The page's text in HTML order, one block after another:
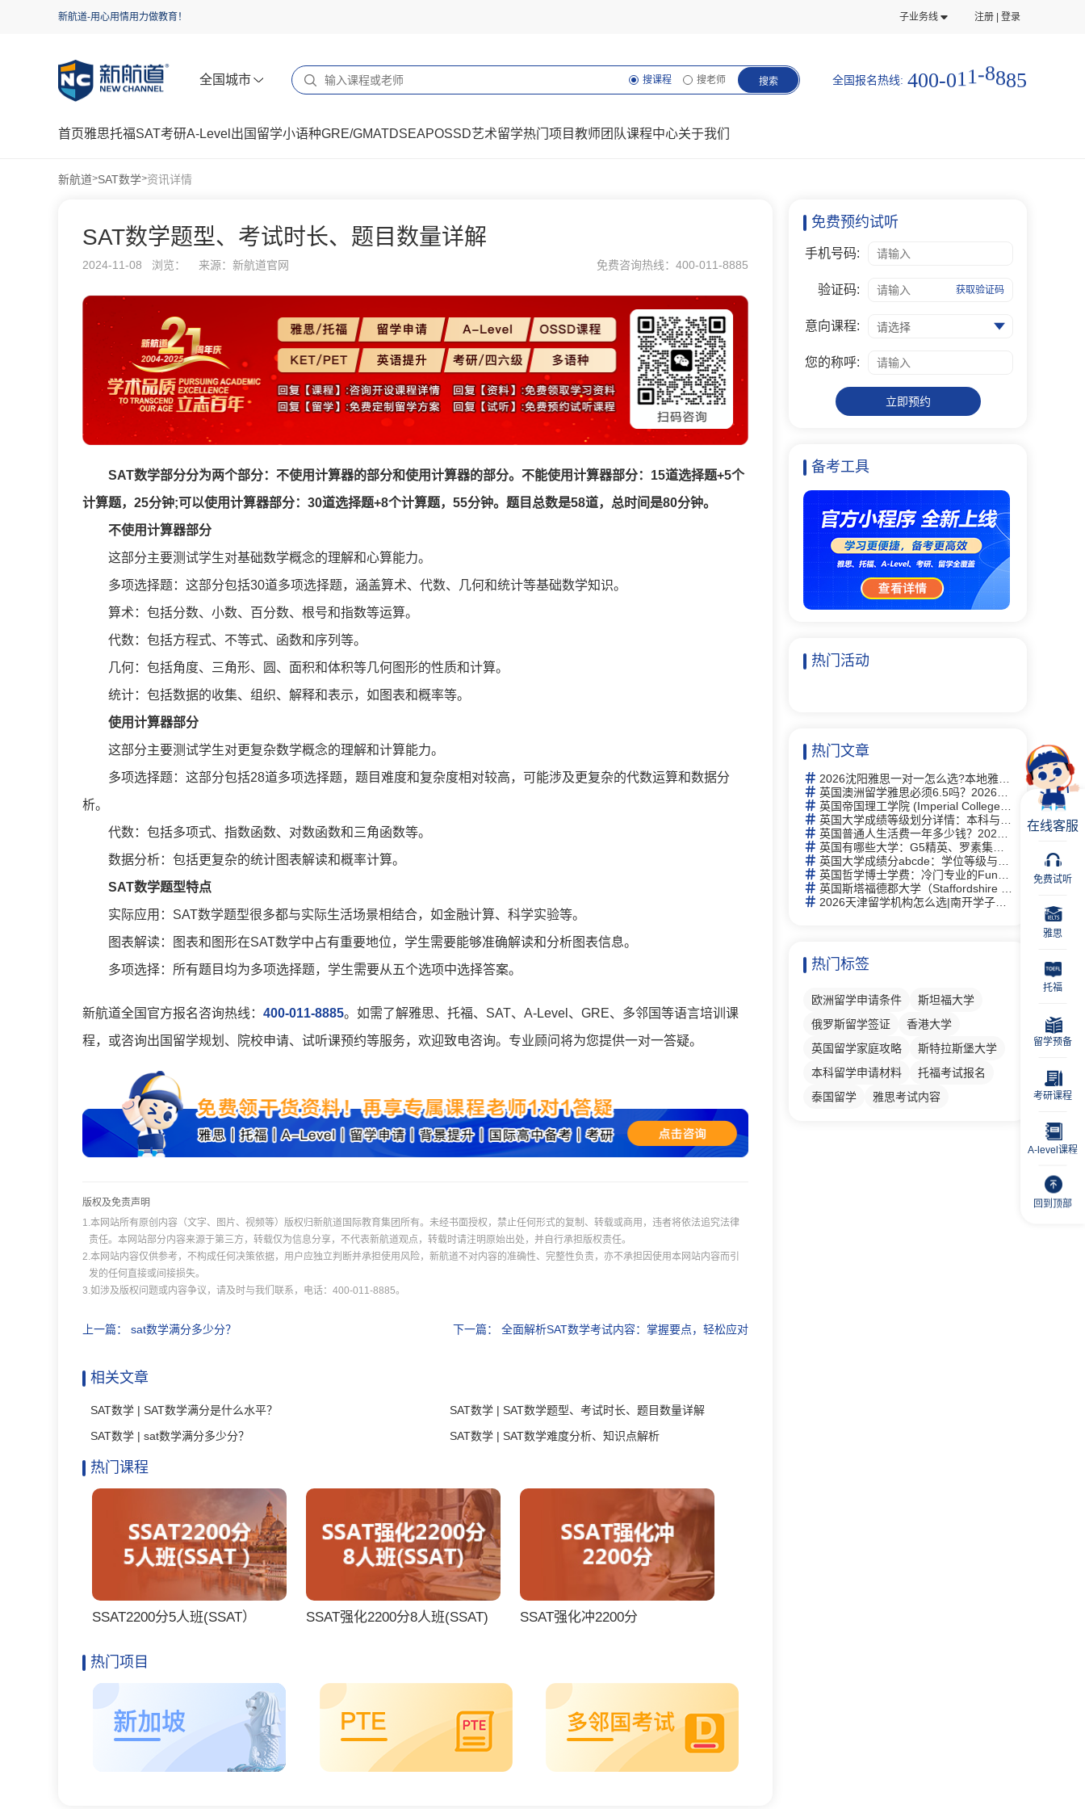
新航道-用心用情用力做教育！ 子业务线 注册 | 登录
全国城市 搜课程 搜老师 搜索 全国报名热线: 400-011-8885
首页雅思托福SAT考研A-Level 出国留学小语种GRE/GMATDSEAPOSSD艺术留学热门项目教师团队课程中心关于我们
新航道>SAT数学>资讯详情
SAT数学题型、考试时长、题目数量详解
2024-11-08 浏览： 来源：新航道官网 免费咨询热线：400-011-8885
SAT数学部分分为两个部分：不使用计算器的部分和使用计算器的部分。不能使用计算器部分：15道选择题+5个
计算题，25分钟;可以使用计算器部分：30道选择题+8个计算题，55分钟。题目总数是58道，总时间是80分钟。
不使用计算器部分
这部分主要测试学生对基础数学概念的理解和心算能力。
多项选择题：这部分包括30道多项选择题，涵盖算术、代数、几何和统计等基础数学知识。
算术：包括分数、小数、百分数、根号和指数等运算。
代数：包括方程式、不等式、函数和序列等。
几何：包括角度、三角形、圆、面积和体积等几何图形的性质和计算。
统计：包括数据的收集、组织、解释和表示，如图表和概率等。
使用计算器部分
这部分主要测试学生对更复杂数学概念的理解和计算能力。
多项选择题：这部分包括28道多项选择题，题目难度和复杂度相对较高，可能涉及更复杂的代数运算和数据分
析。
代数：包括多项式、指数函数、对数函数和三角函数等。
数据分析：包括更复杂的统计图表解读和概率计算。
SAT数学题型特点
实际应用：SAT数学题型很多都与实际生活场景相结合，如金融计算、科学实验等。
图表解读：图表和图形在SAT数学中占有重要地位，学生需要能够准确解读和分析图表信息。
多项选择：所有题目均为多项选择题，学生需要从五个选项中选择答案。
新航道全国官方报名咨询热线： 400-011-8885。如需了解雅思、托福、SAT、A-Level、GRE、多邻国等语言培训课
程，或咨询出国留学规划、院校申请、试听课预约等服务，欢迎致电咨询。专业顾问将为您提供一对一答疑。
版权及免责声明
1.本网站所有原创内容（文字、图片、视频等）版权归新航道国际教育集团所有。未经书面授权，禁止任何形式的复制、转载或商用，违者将依法追究法律
责任。本网站部分内容来源于第三方，转载仅为信息分享，不代表新航道观点，转载时请注明原始出处，并自行承担版权责任。
2.本网站内容仅供参考，不构成任何决策依据，用户应独立判断并承担使用风险，新航道不对内容的准确性、完整性负责，亦不承担因使用本网站内容而引
发的任何直接或间接损失。
3.如涉及版权问题或内容争议，请及时与我们联系，电话：400-011-8885。
上一篇： sat数学满分多少分？ 下一篇： 全面解析SAT数学考试内容：掌握要点，轻松应对
相关文章
SAT数学 | SAT数学满分是什么水平？
SAT数学 | SAT数学题型、考试时长、题目数量详解
SAT数学 | sat数学满分多少分？
SAT数学 | SAT数学难度分析、知识点解析
热门课程
SSAT2200分5人班(SSAT） SSAT强化2200分8人班(SSAT) SSAT强化冲2200分
热门项目
免费预约试听
手机号码:
验证码: 获取验证码
意向课程: 请选择
您的称呼:
立即预约
备考工具
热门活动
热门文章
2026沈阳雅思一对一怎么选?本地雅思培训择校思路全梳理
英国澳洲留学雅思必须6.5吗？2026年最新要求详解与替代方案
英国帝国理工学院 (Imperial College London)留学指南：2026全球第2、专业及申请全攻略
英国大学成绩等级划分详情：本科与硕士学位等级详解及中英对照
英国普通人生活费一年多少钱？2026年最新生活成本全解析
英国有哪些大学：G5精英、罗素集团及热门院校详解
英国大学成绩分abcde：学位等级与评分体系完全指南
英国哲学博士学费：冷门专业的Funding机会与申请策略
英国斯塔福德郡大学（Staffordshire University）研究生有什么专业
2026天津留学机构怎么选|南开学子走访 6 家门店，新航道线下完整体验记录
热门标签
欧洲留学申请条件
斯坦福大学
俄罗斯留学签证
香港大学
英国留学家庭攻略
斯特拉斯堡大学
本科留学申请材料
托福考试报名
泰国留学
雅思考试内容
在线客服
免费试听
雅思
托福
留学预备
考研课程
A-level课程
回到顶部
登录/注册
首次登录自动注册账号 收不到验证码?